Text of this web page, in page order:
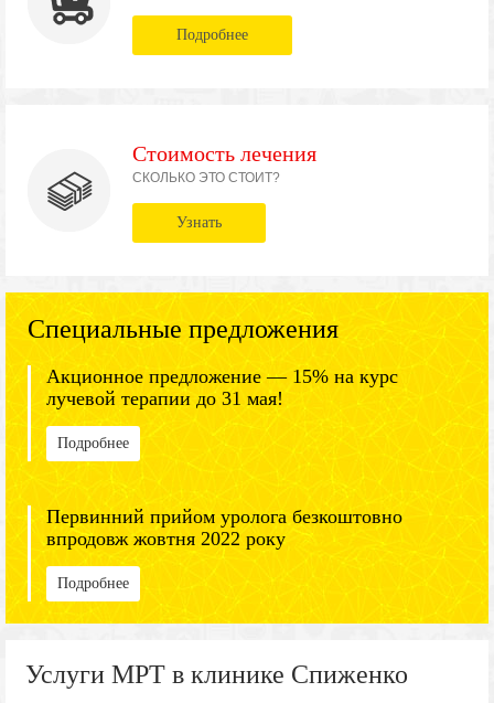
Подробнее
Стоимость лечения
СКОЛЬКО ЭТО СТОИТ?
Узнать
Специальные предложения
Акционное предложение — 15% на курс
лучевой терапии до 31 мая!
Подробнее
Первинний прийом уролога безкоштовно
впродовж жовтня 2022 року
Подробнее
Услуги МРТ в клинике Спиженко